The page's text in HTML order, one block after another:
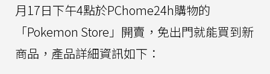
月17日下午4點於PChome24h購物的
「Pokemon Store」開賣，免出門就能買到新
商品，產品詳細資訊如下：